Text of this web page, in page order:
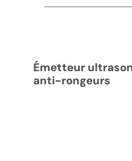
Émetteur
anti-rongeurs